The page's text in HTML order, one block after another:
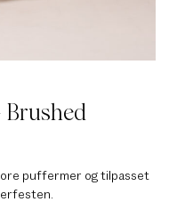
Brushed
puffermer og tilpasset